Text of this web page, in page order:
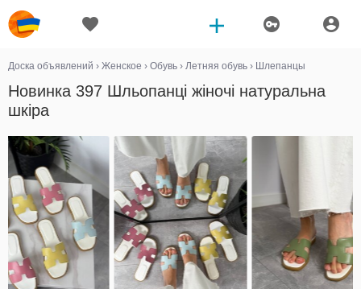
Доска объявлений › Женское › Обувь › Летняя обувь › Шлепанцы
Новинка 397 Шльопанці жіночі натуральна
шкіра